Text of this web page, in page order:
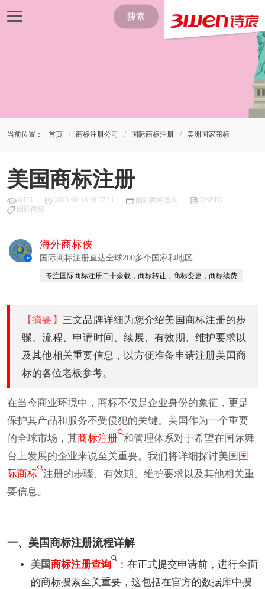
搜索
当前位置： 首页 商标注册公司 国际商标注册 美洲国家商标
美国商标注册
6435 2025-09-13 18:57:11 国际商标查询
USPTO
国际商标
v
海外商标侠
国际商标注册直达全球200多个国家和地区
专注国际商标注册二十余载，商标转让，商标变更，商标续费
【摘要】 三文品牌详细为您介绍美国商标注册的步
骤、流程、申请时间、续展、有效期、维护要求以
及其他相关重要信息，以方便准备申请注册美国商
标的各位老板参考。
在当今商业环境中，商标不仅是企业身份的象征，更是
保护其产品和服务不受侵犯的关键。美国作为一个重要
的全球市场，其商标注册 和管理体系对于希望在国际舞
台上发展的企业来说至关重要。我们将详细探讨美国 国
际商标 注册的步骤、有效期、维护要求以及其他相关重
要信息。
一、美国商标注册流程详解
美国商标注册查询
：在正式提交申请前，进行全面
的商标搜索至关重要，这包括在官方的数据库中搜